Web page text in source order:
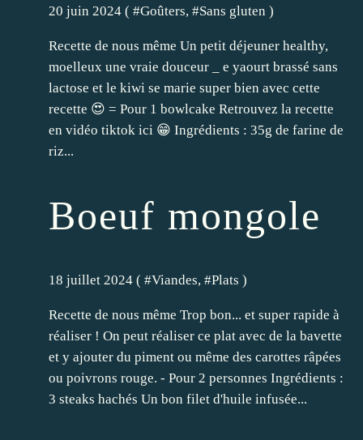
20 juin 2024 ( #Goûters, #Sans gluten )
Recette de nous même Un petit déjeuner healthy,
moelleux une vraie douceur _ e yaourt brassé sans
lactose et le kiwi se marie super bien avec cette
recette 😍 = Pour 1 bowlcake Retrouvez la recette
en vidéo tiktok ici 😁 Ingrédients : 35g de farine de
riz...
Boeuf mongole
18 juillet 2024 ( #Viandes, #Plats )
Recette de nous même Trop bon... et super rapide à
réaliser ! On peut réaliser ce plat avec de la bavette
et y ajouter du piment ou même des carottes râpées
ou poivrons rouge. - Pour 2 personnes Ingrédients :
3 steaks hachés Un bon filet d'huile infusée...